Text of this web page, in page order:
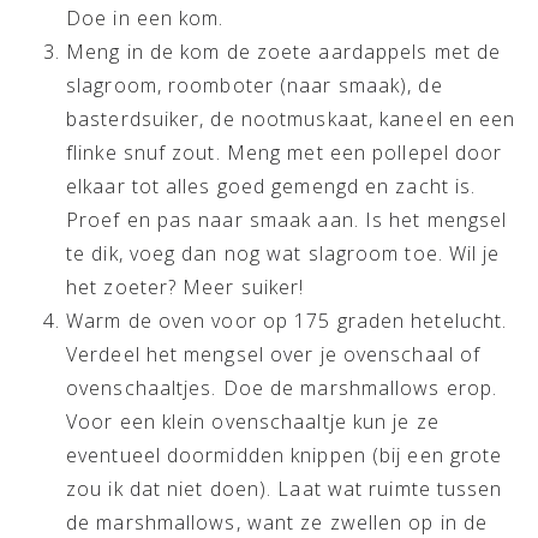
Doe in een kom.
Meng in de kom de zoete aardappels met de
slagroom, roomboter (naar smaak), de
basterdsuiker, de nootmuskaat, kaneel en een
flinke snuf zout. Meng met een pollepel door
elkaar tot alles goed gemengd en zacht is.
Proef en pas naar smaak aan. Is het mengsel
te dik, voeg dan nog wat slagroom toe. Wil je
het zoeter? Meer suiker!
Warm de oven voor op 175 graden hetelucht.
Verdeel het mengsel over je ovenschaal of
ovenschaaltjes. Doe de marshmallows erop.
Voor een klein ovenschaaltje kun je ze
eventueel doormidden knippen (bij een grote
zou ik dat niet doen). Laat wat ruimte tussen
de marshmallows, want ze zwellen op in de